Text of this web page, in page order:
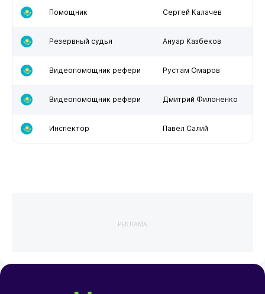
Помощник Сергей Калачев
Резервный судья Ануар Казбеков
Видеопомощник рефери Рустам Омаров
Видеопомощник рефери Дмитрий Филоненко
Инспектор Павел Салий
РЕКЛАМА